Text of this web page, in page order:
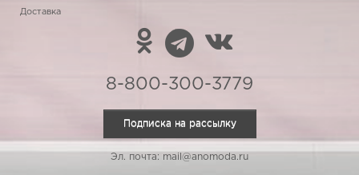
Доставка
8-800-300-3779
Подписка на рассылку
Эл. почта: mail@anomoda.ru